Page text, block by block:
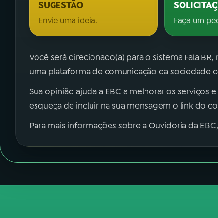
SUGESTÃO
Envie uma ideia. Faça um
Você será direcionado(a) para o sistema
uma plataforma de comunicação da sociedade
Sua opinião ajuda a EBC a melhorar os
esqueça de incluir na sua mensagem o link do
Para mais informações sobre a Ouvidoria da